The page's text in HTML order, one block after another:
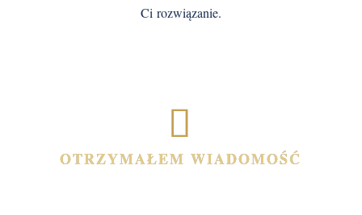
Ci rozwiązanie.
message
OTRZYMAŁEM WIADOMOŚĆ